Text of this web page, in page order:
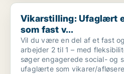
Vikarstilling: Ufaglært eller SSH
Vikarstilling: Ufaglært
som fast v...
Vil du være en del af et fast
arbejder 2 til 1 – med
søger engagerede social- og
ufaglærte som vikarer/